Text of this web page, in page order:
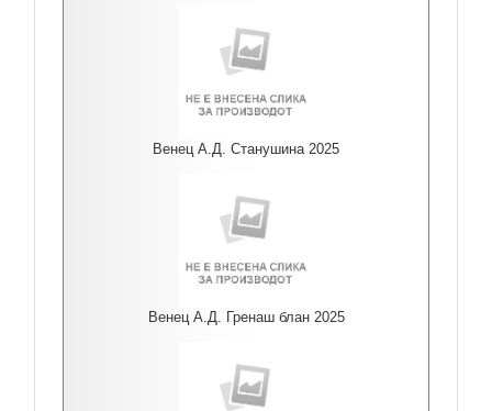
Венец А.Д. Станушина 2025
Венец А.Д. Гренаш блан 2025